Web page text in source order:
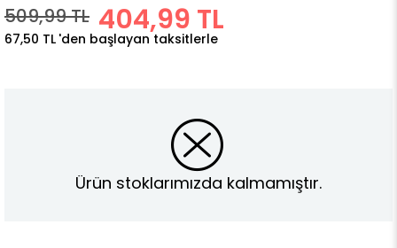
509,99 TL 404,99 TL
67,50 TL 'den başlayan taksitlerle
Ürün stoklarımızda kalmamıştır.